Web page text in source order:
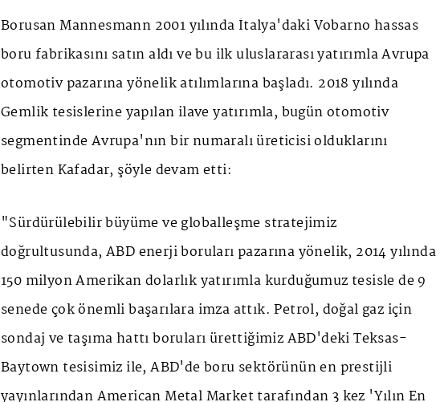
Borusan Mannesmann 2001 yılında İtalya'daki Vobarno hassas
boru fabrikasını satın aldı ve bu ilk uluslararası yatırımla Avrupa
otomotiv pazarına yönelik atılımlarına başladı. 2018 yılında
Gemlik tesislerine yapılan ilave yatırımla, bugün otomotiv
segmentinde Avrupa'nın bir numaralı üreticisi olduklarını
belirten Kafadar, şöyle devam etti:
"Sürdürülebilir büyüme ve globalleşme stratejimiz
doğrultusunda, ABD enerji boruları pazarına yönelik, 2014 yılında
150 milyon Amerikan dolarlık yatırımla kurduğumuz tesisle de 9
senede çok önemli başarılara imza attık. Petrol, doğal gaz için
sondaj ve taşıma hattı boruları ürettiğimiz ABD'deki Teksas-
Baytown tesisimiz ile, ABD'de boru sektörünün en prestijli
yayınlarından American Metal Market tarafından 3 kez 'Yılın En